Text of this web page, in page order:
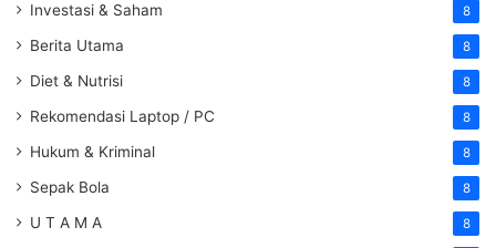
Investasi & Saham 8
Berita Utama 8
Diet & Nutrisi 8
Rekomendasi Laptop / PC 8
Hukum & Kriminal 8
Sepak Bola 8
U T A M A 8